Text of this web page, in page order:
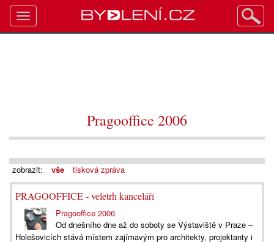
Pragooffice 2006
zobrazit: vše tisková zpráva
PRAGOOFFICE - veletrh kanceláří
Pragooffice 2006
Od dnešního dne až do soboty se Výstaviště v Praze –
Holešovicích stává místem zajímavým pro architekty, projektanty i
Toggle
navigation